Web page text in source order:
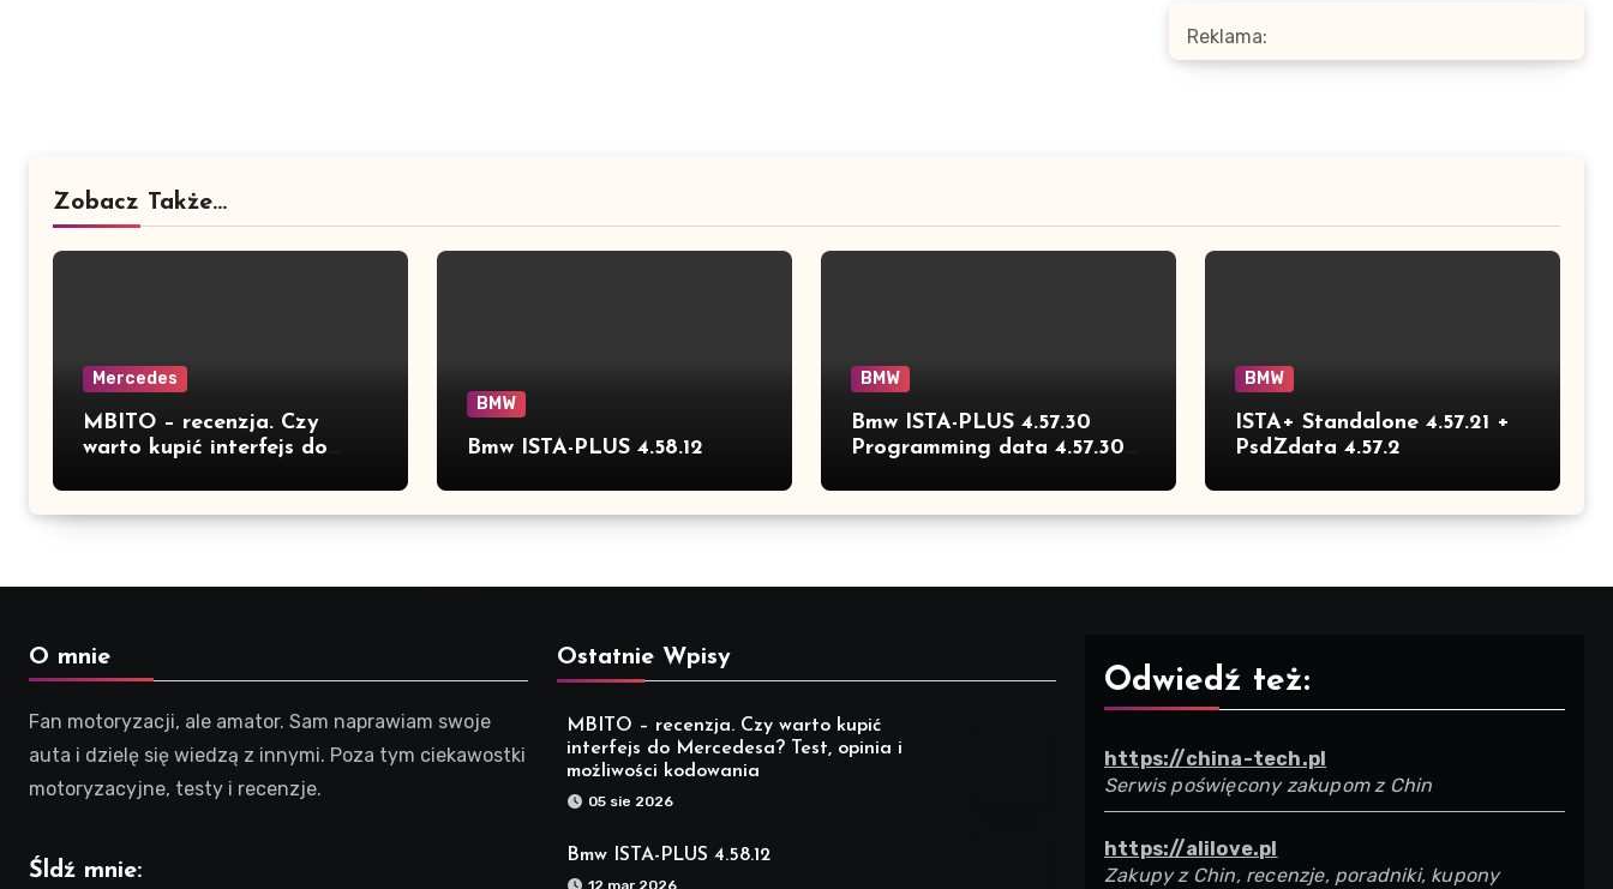
Reklama:
Zobacz Także...
Mercedes
MBITO – recenzja. Czy
warto kupić interfejs do
możliwości kodowania
BMW
Bmw ISTA-PLUS 4.58.12
BMW
Bmw ISTA-PLUS 4.57.30
Programming data 4.57.30
BMW
ISTA+ Standalone 4.57.21 +
PsdZdata 4.57.2
O mnie
Fan motoryzacji, ale amator. Sam naprawiam swoje
auta i dzielę się wiedzą z innymi. Poza tym ciekawostki
motoryzacyjne, testy i recenzje.
Śldź mnie:
Ostatnie Wpisy
MBITO – recenzja. Czy warto kupić
interfejs do Mercedesa? Test, opinia i
możliwości kodowania
05 sie 2026
Bmw ISTA-PLUS 4.58.12
12 mar 2026
Odwiedź też:
https://china-tech.pl
Serwis poświęcony zakupom z Chin
https://alilove.pl
Zakupy z Chin, recenzje, poradniki, kupony